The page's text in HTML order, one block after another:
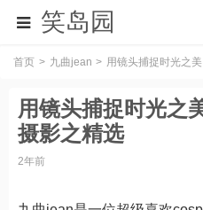
笑岛园
首页 九曲jean 用镜头捕捉时光之
用镜头捕捉时光之
摄影之精选
2年前